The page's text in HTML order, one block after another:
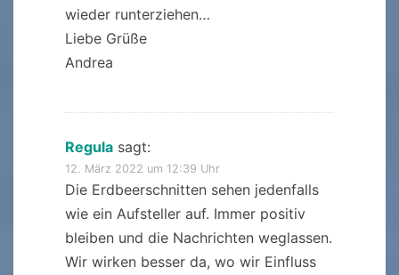
wieder runterziehen…
Liebe Grüße
Andrea
Regula sagt:
12. März 2022 um 12:39 Uhr
Die Erdbeerschnitten sehen jedenfalls
wie ein Aufsteller auf. Immer positiv
bleiben und die Nachrichten weglassen.
Wir wirken besser da, wo wir Einfluss